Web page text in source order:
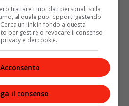
trattare i tuoi dati personali sulla
al quale puoi opporti gestendo
un link in fondo a questa
per gestire o revocare il consenso
e dei cookie.
Acconsento
il consenso